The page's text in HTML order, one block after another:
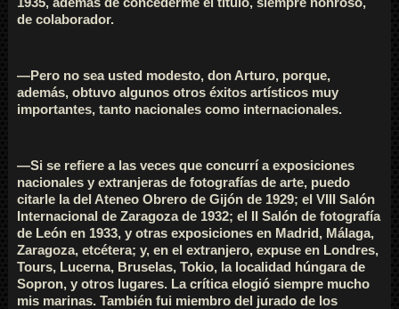
de colaborador.
—Pero no sea usted modesto, don Arturo, porque,
además, obtuvo algunos otros éxitos artísticos muy
importantes, tanto nacionales como internacionales.
—Si se refiere a las veces que concurrí a exposiciones
nacionales y extranjeras de fotografías de arte, puedo
citarle la del Ateneo Obrero de Gijón de 1929; el VIII Salón
Internacional de Zaragoza de 1932; el II Salón de fotografía
de León en 1933, y otras exposiciones en Madrid, Málaga,
Zaragoza, etcétera; y, en el extranjero, expuse en Londres,
Tours, Lucerna, Bruselas, Tokio, la localidad húngara de
Sopron, y otros lugares. La crítica elogió siempre mucho
mis marinas. También fui miembro del jurado de los